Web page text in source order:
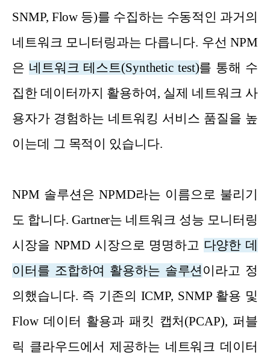
SNMP, Flow 등)를 수집하는 수동적인 과거의
네트워크 모니터링과는 다릅니다. 우선 NPM
은 네트워크 테스트(Synthetic test)를 통해 수
집한 데이터까지 활용하여, 실제 네트워크 사
용자가 경험하는 네트워킹 서비스 품질을 높
이는데 그 목적이 있습니다.
NPM 솔루션은 NPMD라는 이름으로 불리기
도 합니다. Gartner는 네트워크 성능 모니터링
시장을 NPMD 시장으로 명명하고 다양한 데
이터를 조합하여 활용하는 솔루션 이라고 정
의했습니다. 즉 기존의 ICMP, SNMP 활용 및
Flow 데이터 활용과 패킷 캡처(PCAP), 퍼블
릭 클라우드에서 제공하는 네트워크 데이터